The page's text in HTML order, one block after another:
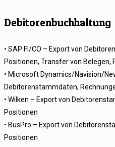
Debitorenbuchhaltung
• SAP FI/CO – Export von
Positionen, Transfer von
• Microsoft Dynamics/Navision/
Debitorenstammdaten,
• Wilken – Export von
Positionen
• BusPro – Export von
Positionen